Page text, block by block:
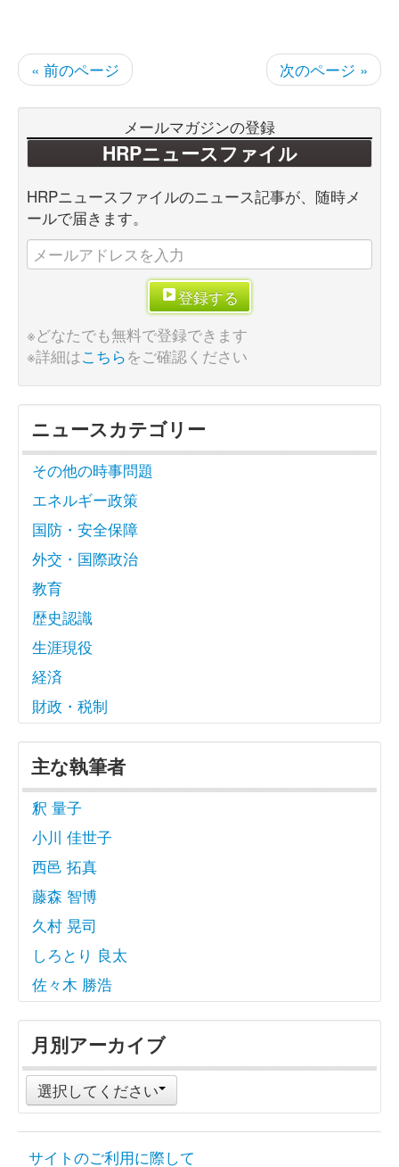
« 前のページ 次のページ »
メールマガジンの登録
HRPニュースファイル
HRPニュースファイルのニュース記事が、随時メ
ールで届きます。
登録する
※どなたでも無料で登録できます
※詳細はこちらをご確認ください
ニュースカテゴリー
その他の時事問題
エネルギー政策
国防・安全保障
外交・国際政治
教育
歴史認識
生涯現役
経済
財政・税制
主な執筆者
釈 量子
小川 佳世子
西邑 拓真
藤森 智博
久村 晃司
しろとり 良太
佐々木 勝浩
月別アーカイブ
選択してください
サイトのご利用に際して